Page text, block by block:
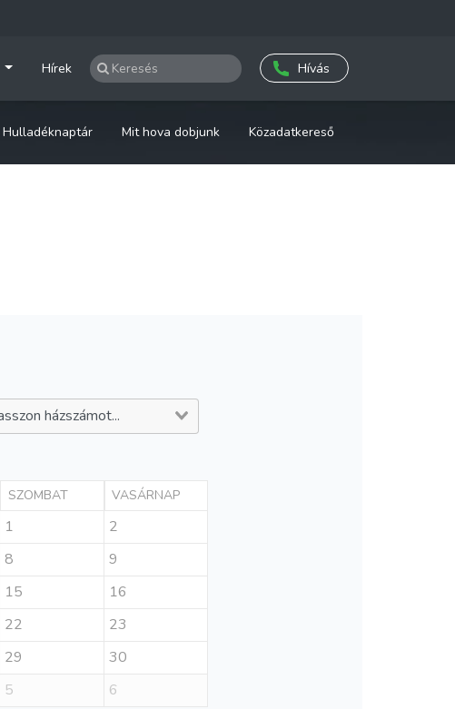
Hírek Hívás
Hulladéknaptár Mit hova dobjunk Közadatkereső